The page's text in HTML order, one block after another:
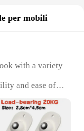
per mobili
with a variety
and ease of
for use in
smooth,